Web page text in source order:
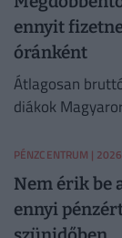
ennyit
óránként
Átlagosan
diákok
PÉNZCENTRUM |
Nem érik be
ennyi